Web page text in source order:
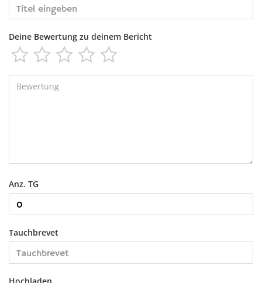
Deine Bewertung zu deinem Bericht
    
Anz. TG
Tauchbrevet